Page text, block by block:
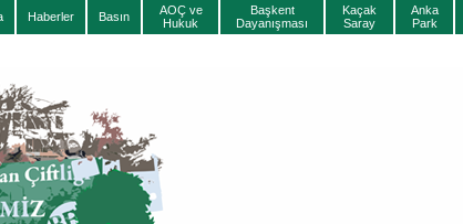
Haberler Basın
AOÇ ve
Hukuk
Başkent
Dayanışması
Kaçak
Saray
Anka
Park